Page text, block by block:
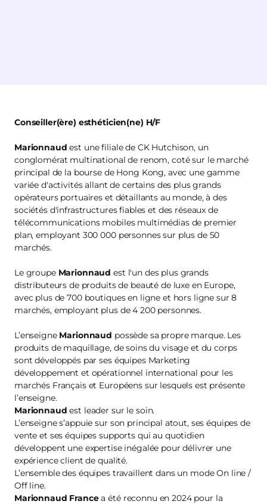
Conseiller(ère) esthéticien(ne) H/F
Marionnaud est une filiale de CK Hutchison, un
conglomérat multinational de renom, coté sur le marché
principal de la bourse de Hong Kong, avec une gamme
variée d'activités allant de certains des plus grands
opérateurs portuaires et détaillants au monde, à des
sociétés d'infrastructures fiables et des réseaux de
télécommunications mobiles multimédias de premier
plan, employant 300 000 personnes sur plus de 50
marchés.
Le groupe Marionnaud est l'un des plus grands
distributeurs de produits de beauté de luxe en Europe,
avec plus de 700 boutiques en ligne et hors ligne sur 8
marchés, employant plus de 4 200 personnes.
L’enseigne Marionnaud possède sa propre marque. Les
produits de maquillage, de soins du visage et du corps
sont développés par ses équipes Marketing
développement et opérationnel international pour les
marchés Français et Européens sur lesquels est présente
l’enseigne.
Marionnaudest leader sur le soin.
L’enseigne s’appuie sur son principal atout, ses équipes de
vente et ses équipes supports qui au quotidien
développent une expertise inégalée pour délivrer une
expérience client de qualité.
L’ensemble des équipes travaillent dans un mode On line /
Off line.
Marionnaud Francea été reconnu en 2024 pour la